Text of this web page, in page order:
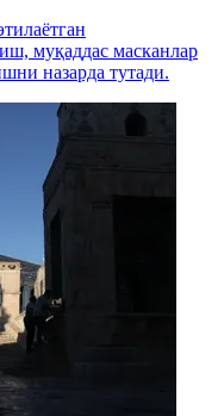
муқаддас масканлар
назарда тутади.